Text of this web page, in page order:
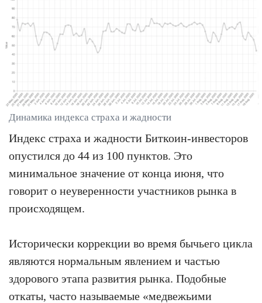
Динамика индекса страха и жадности
Индекс страха и жадности Биткоин-инвесторов
опустился до 44 из 100 пунктов. Это
минимальное значение от конца июня, что
говорит о неуверенности участников рынка в
происходящем.
Исторически коррекции во время бычьего цикла
являются нормальным явлением и частью
здорового этапа развития рынка. Подобные
откаты, часто называемые «медвежьими